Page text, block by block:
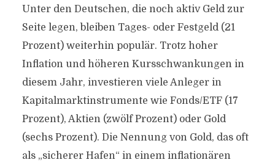
Unter den Deutschen, die noch aktiv Geld zur
Seite legen, bleiben Tages- oder Festgeld (21
Prozent) weiterhin populär. Trotz hoher
Inflation und höheren Kursschwankungen in
diesem Jahr, investieren viele Anleger in
Kapitalmarktinstrumente wie Fonds/ETF (17
Prozent), Aktien (zwölf Prozent) oder Gold
(sechs Prozent). Die Nennung von Gold, das oft
als „sicherer Hafen“ in einem inflationären